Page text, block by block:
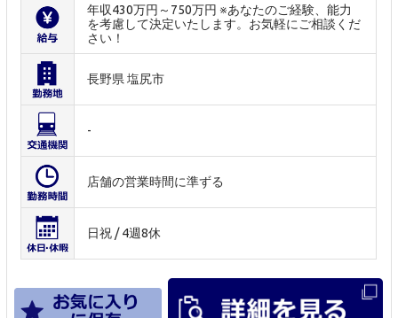
年収430万円～750万円 ※あなたのご経験、能力
を考慮して決定いたします。お気軽にご相談くだ
さい！
長野県 塩尻市
-
店舗の営業時間に準ずる
日祝 / 4週8休